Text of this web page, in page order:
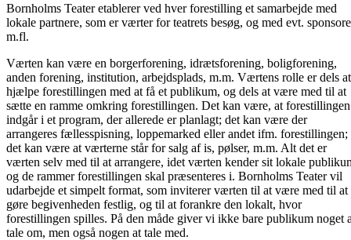
Bornholms Teater etablerer ved hver forestilling et samarbejde med
lokale partnere, som er værter for teatrets besøg, og med evt.
m.fl.
Værten kan være en borgerforening, idrætsforening, boligforening,
anden forening, institution, arbejdsplads, m.m. Værtens rolle er dels at
hjælpe forestillingen med at få et publikum, og dels at være med til at
sætte en ramme omkring forestillingen. Det kan være, at forestillingen
indgår i et program, der allerede er planlagt; det kan være der
arrangeres fællesspisning, loppemarked eller andet ifm. forestillingen;
det kan være at værterne står for salg af is, pølser, m.m. Alt det er
værten selv med til at arrangere, idet værten kender sit lokale
og de rammer forestillingen skal præsenteres i. Bornholms Teater vil
udarbejde et simpelt format, som inviterer værten til at være med til at
gøre begivenheden festlig, og til at forankre den lokalt, hvor
forestillingen spilles. På den måde giver vi ikke bare publikum noget
tale om, men også nogen at tale med.